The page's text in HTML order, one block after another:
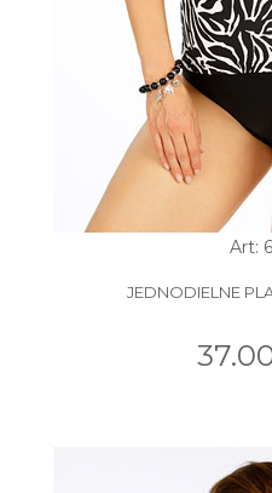
Art:
JEDNODIELNE